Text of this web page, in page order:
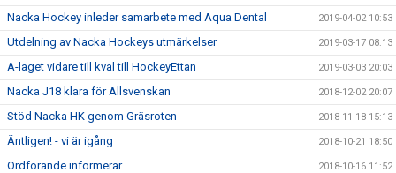
Nacka Hockey inleder samarbete med Aqua Dental 2019-04-02 10:53
Utdelning av Nacka Hockeys utmärkelser 2019-03-17 08:13
A-laget vidare till kval till HockeyEttan 2019-03-03 20:03
Nacka J18 klara för Allsvenskan 2018-12-02 20:07
Stöd Nacka HK genom Gräsroten 2018-11-18 15:13
Äntligen! - vi är igång 2018-10-21 18:50
Ordförande informerar...... 2018-10-16 11:52